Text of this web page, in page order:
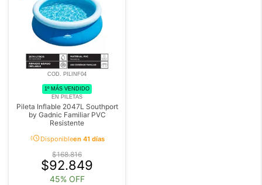
COD. PILINF04
1º MÁS VENDIDO
EN PILETAS
Pileta Inflable 2047L Southport
by Gadnic Familiar PVC
Resistente
acuteDisponibleen 41 días
$168.816
$92.849
45% OFF